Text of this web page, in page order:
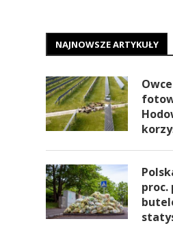
NAJNOWSZE ARTYKUŁY
proc.